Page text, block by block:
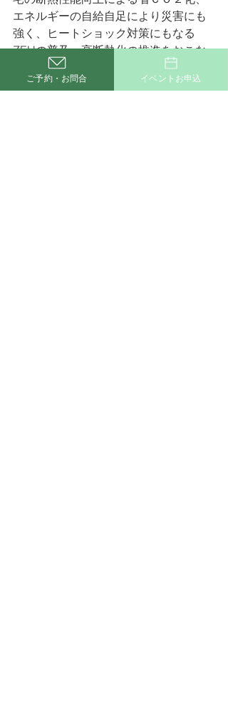
エネルギーの自給自足により災害にも
強く、ヒートショック対策にもなる
ZEHの普及、高断熱化の推進をおこな
います。
ご予約・お問合 イベントお申込